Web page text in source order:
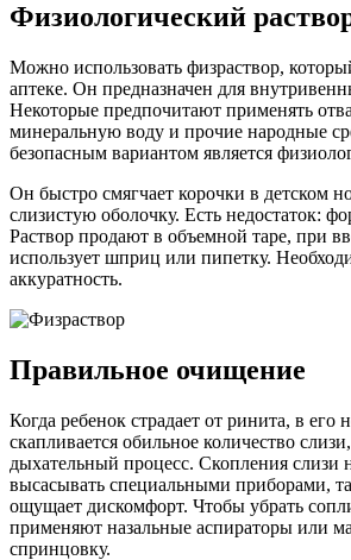
Физиологический
Можно использовать физраствор,
аптеке. Он предназначен для
Некоторые предпочитают применять
минеральную воду и прочие народные
безопасным вариантом является
Он быстро смягчает корочки в детском
слизистую оболочку. Есть недостаток:
Раствор продают в объемной таре, при
использует шприц или пипетку.
аккуратность.
Правильное очищение
Когда ребенок страдает от ринита, в его
скапливается обильное количество
дыхательный процесс. Скопления слизи
высасывать специальными приборами,
ощущает дискомфорт. Чтобы убрать
применяют назальные аспираторы или
спринцовку.